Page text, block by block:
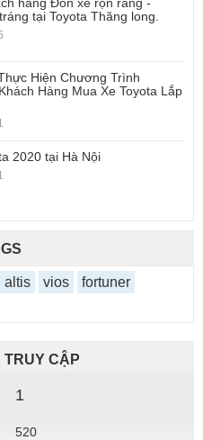
tại Toyota Thăng long.
Hiện Chương Trình
Hàng Mua Xe Toyota Lắp
2020 tại Hà Nội
altis vios
fortuner
TRUY CẬP
1
520